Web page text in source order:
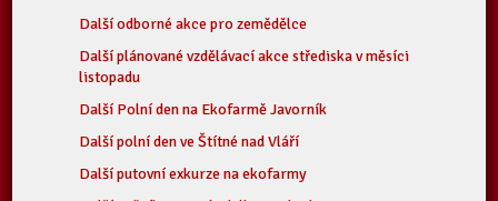
Další odborné akce pro zemědělce
Další plánované vzdělávací akce střediska v měsíci
listopadu
Další Polní den na Ekofarmě Javorník
Další polní den ve Štítné nad Vláří
Další putovní exkurze na ekofarmy